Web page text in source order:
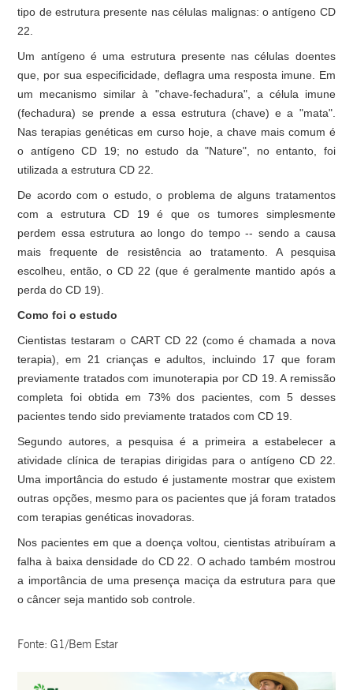
tipo de estrutura presente nas células malignas: o antígeno CD
22.
Um antígeno é uma estrutura presente nas células doentes
que, por sua especificidade, deflagra uma resposta imune. Em
um mecanismo similar à "chave-fechadura", a célula imune
(fechadura) se prende a essa estrutura (chave) e a "mata".
Nas terapias genéticas em curso hoje, a chave mais comum é
o antígeno CD 19; no estudo da "Nature", no entanto, foi
utilizada a estrutura CD 22.
De acordo com o estudo, o problema de alguns tratamentos
com a estrutura CD 19 é que os tumores simplesmente
perdem essa estrutura ao longo do tempo -- sendo a causa
mais frequente de resistência ao tratamento. A pesquisa
escolheu, então, o CD 22 (que é geralmente mantido após a
perda do CD 19).
Como foi o estudo
Cientistas testaram o CART CD 22 (como é chamada a nova
terapia), em 21 crianças e adultos, incluindo 17 que foram
previamente tratados com imunoterapia por CD 19. A remissão
completa foi obtida em 73% dos pacientes, com 5 desses
pacientes tendo sido previamente tratados com CD 19.
Segundo autores, a pesquisa é a primeira a estabelecer a
atividade clínica de terapias dirigidas para o antígeno CD 22.
Uma importância do estudo é justamente mostrar que existem
outras opções, mesmo para os pacientes que já foram tratados
com terapias genéticas inovadoras.
Nos pacientes em que a doença voltou, cientistas atribuíram a
falha à baixa densidade do CD 22. O achado também mostrou
a importância de uma presença maciça da estrutura para que
o câncer seja mantido sob controle.
Fonte: G1/Bem Estar